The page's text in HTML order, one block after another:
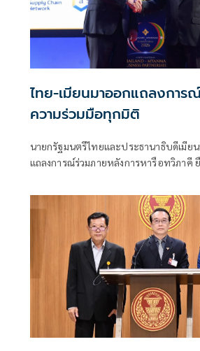
ไทย-เมียนมาออกแถลงการ
ความร่วมมือทุกมิติ
นายกรัฐมนตรีไทยและประธานาธิบดีเมีย
แถลงการณ์ร่วมภายหลังการหารือทวิภาคี
ปราบปรามอาชญากรรมข้ามชา